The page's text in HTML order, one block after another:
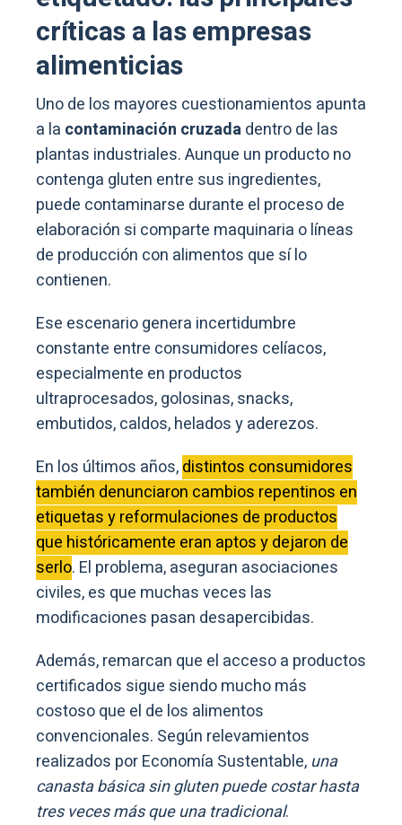
críticas a las empresas
alimenticias
Uno de los mayores cuestionamientos apunta
a la contaminación cruzadadentro de las
plantas industriales. Aunque un producto no
contenga gluten entre sus ingredientes,
puede contaminarse durante el proceso de
elaboración si comparte maquinaria o líneas
de producción con alimentos que sí lo
contienen.
Ese escenario genera incertidumbre
constante entre consumidores celíacos,
especialmente en productos
ultraprocesados, golosinas, snacks,
embutidos, caldos, helados y aderezos.
En los últimos años,distintos consumidores
también denunciaron cambios repentinos en
etiquetas y reformulaciones de productos
que históricamente eran aptos y dejaron de
serlo. El problema, aseguran asociaciones
civiles, es que muchas veces las
modificaciones pasan desapercibidas.
Además, remarcan que el acceso a productos
certificados sigue siendo mucho más
costoso que el de los alimentos
convencionales. Según relevamientos
realizados por Economía Sustentable, una
canasta básica sin gluten puede costar hasta
tres veces más que una tradicional.